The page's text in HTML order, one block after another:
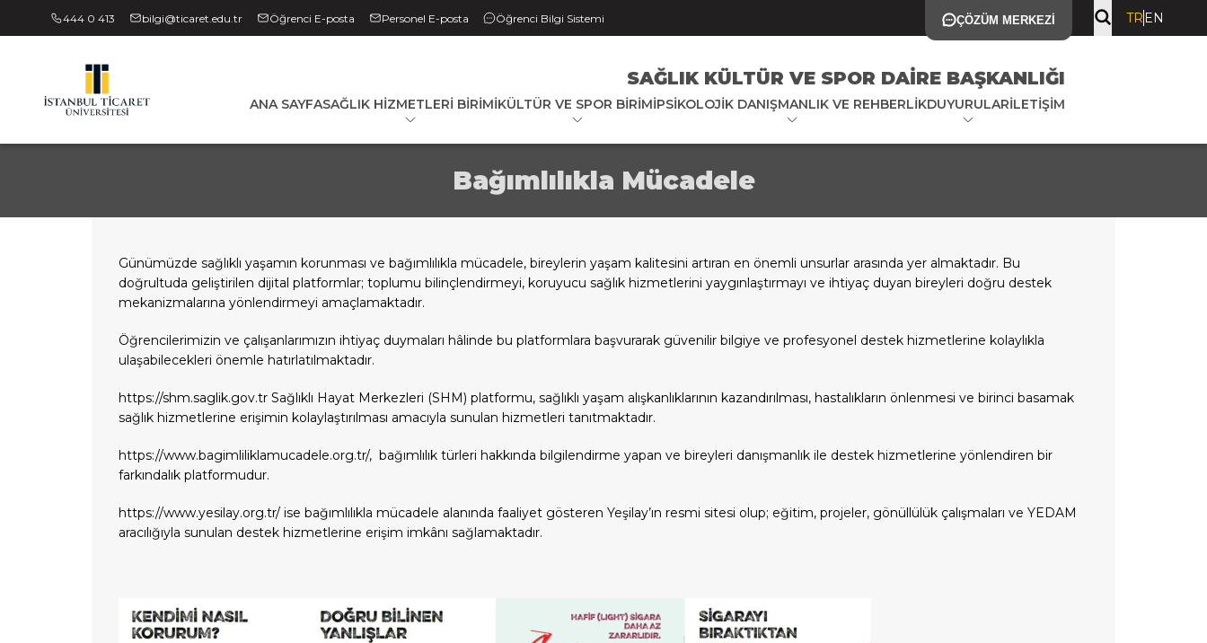
444 0 413 bilgi@ticaret.edu.tr Öğrenci E-posta Personel E-posta Öğrenci Bilgi Sistemi ÇÖZÜM MERKEZI TR EN
SAĞLIK KÜLTÜR VE SPOR DAIRE BAŞKANLIĞI
ANA SAYFASAĞLIK HIZMETLERI BIRIMIKÜLTÜR VE SPOR BIRIMIPSIKOLOJIK DANIŞMANLIK VE REHBERLIKDUYURULARİLETIŞIM
Bağımlılıkla Mücadele
Günümüzde sağlıklı yaşamın korunması ve bağımlılıkla mücadele, bireylerin yaşam kalitesini artıran en önemli unsurlar arasında yer almaktadır. Bu
doğrultuda geliştirilen dijital platformlar; toplumu bilinçlendirmeyi, koruyucu sağlık hizmetlerini yaygınlaştırmayı ve ihtiyaç duyan bireyleri doğru destek
mekanizmalarına yönlendirmeyi amaçlamaktadır.
Öğrencilerimizin ve çalışanlarımızın ihtiyaç duymaları hâlinde bu platformlara başvurarak güvenilir bilgiye ve profesyonel destek hizmetlerine kolaylıkla
ulaşabilecekleri önemle hatırlatılmaktadır.
https://shm.saglik.gov.tr Sağlıklı Hayat Merkezleri (SHM) platformu, sağlıklı yaşam alışkanlıklarının kazandırılması, hastalıkların önlenmesi ve birinci basamak
sağlık hizmetlerine erişimin kolaylaştırılması amacıyla sunulan hizmetleri tanıtmaktadır.
https://www.bagimliliklamucadele.org.tr/, bağımlılık türleri hakkında bilgilendirme yapan ve bireyleri danışmanlık ile destek hizmetlerine yönlendiren bir
farkındalık platformudur.
https://www.yesilay.org.tr/ ise bağımlılıkla mücadele alanında faaliyet gösteren Yeşilay’ın resmi sitesi olup; eğitim, projeler, gönüllülük çalışmaları ve YEDAM
aracılığıyla sunulan destek hizmetlerine erişim imkânı sağlamaktadır.